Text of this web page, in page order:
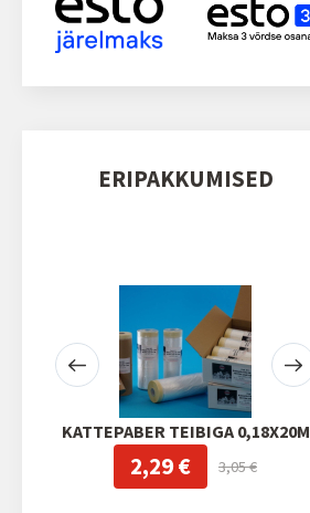
ERIPAKKUMISED
KATTEPABER TEIBIGA 0,18X20M
2,29 € 3,05 €